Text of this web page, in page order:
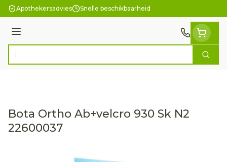
Ga naar de inhoud
Apothekersadvies Snelle beschikbaarheid
Menu
Product, merk, categorie... Zoek
Bota Ortho Ab+velcro 930 Sk N2
22600037